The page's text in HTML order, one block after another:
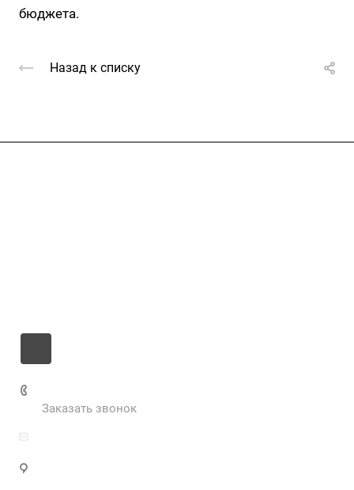
бюджета.
Назад к списку
Заказать звонок